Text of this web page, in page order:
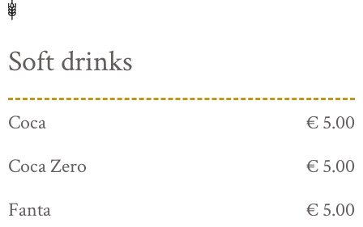
Soft drinks
Coca
€ 5.00
Coca Zero
€ 5.00
Fanta
€ 5.00